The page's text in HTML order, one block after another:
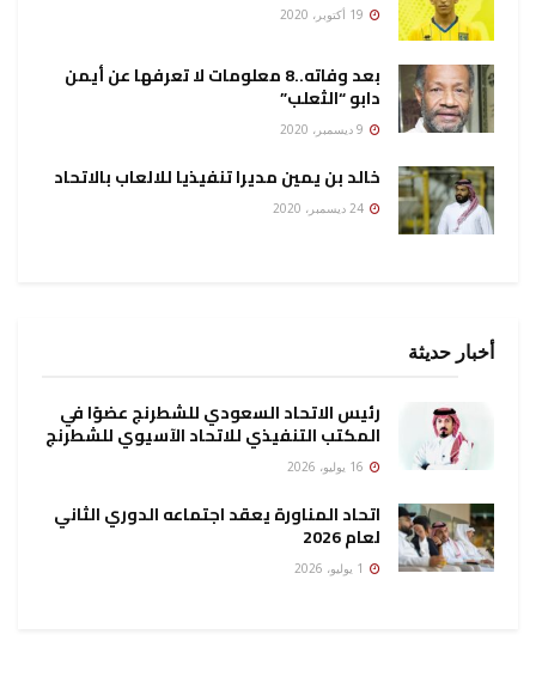
بعد وفاته..8 معلومات لا تعرفها عن أيمن
دابو “الثعلب”
خالد بن يمين مديرا تنفيذيا للالعاب بالاتحاد
أخبار حديثة
رئيس الاتحاد السعودي للشطرنج عضوًا في
المكتب التنفيذي للاتحاد الآسيوي للشطرنج
اتحاد المناورة يعقد اجتماعه الدوري الثاني
لعام 2026